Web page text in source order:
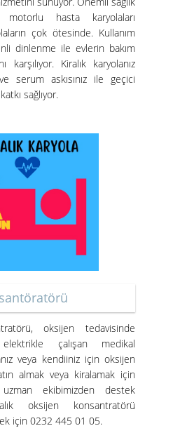
motorlu hasta karyolaları
çok ötesinde. Kullanım
dinlenme ile evlerin bakım
karşılıyor. Kiralık karyolanız
serum askısınız ile geçici
sağlıyor.
, oksijen tedavisinde
çalışan medikal
veya kendiiniz için oksijen
almak veya kiralamak için
ekibimizden destek
oksijen konsantratörü
için 0232 445 01 05.